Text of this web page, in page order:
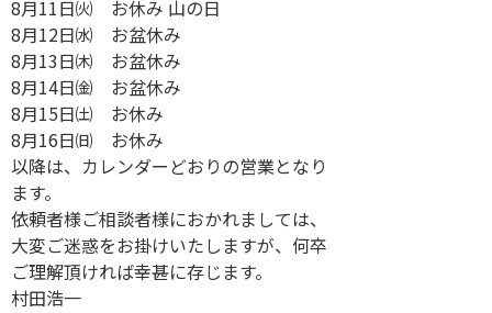
8月11日㈫ お休み 山の日
8月12日㈬ お盆休み
8月13日㈭ お盆休み
8月14日㈮ お盆休み
8月15日㈯ お休み
8月16日㈰ お休み
以降は、カレンダーどおりの営業となり
ます。
依頼者様ご相談者様におかれましては、
大変ご迷惑をお掛けいたしますが、何卒
ご理解頂ければ幸甚に存じます。
村田浩一